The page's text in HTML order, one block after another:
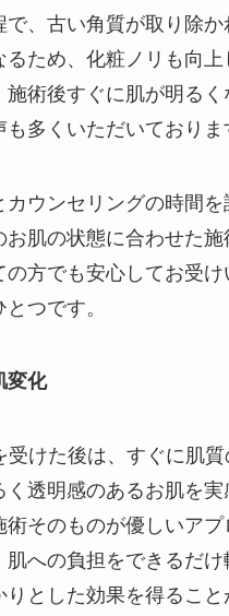
で、古い角質が取り除
るため、化粧ノリも向上
施術後すぐに肌が明る
も多くいただいておりま
カウンセリングの時間を
お肌の状態に合わせた施
の方でも安心してお受
つです。
変化
受けた後は、すぐに肌
く透明感のあるお肌を
術そのものが優しいア
肌への負担をできるだ
りとした効果を得ること